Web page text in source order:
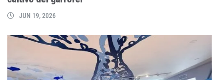
JUN 19, 2026